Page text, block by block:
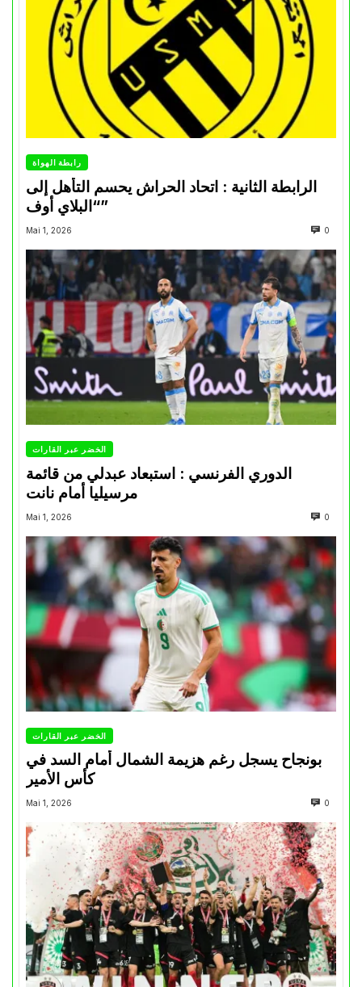
رابطة الهواة
الرابطة الثانية : اتحاد الحراش يحسم التأهل إلى
“البلاي أوف”
Mai 1, 2026 0
الخضر عبر القارات
الدوري الفرنسي : استبعاد عبدلي من قائمة
مرسيليا أمام نانت
Mai 1, 2026 0
الخضر عبر القارات
بونجاح يسجل رغم هزيمة الشمال أمام السد في
كأس الأمير
Mai 1, 2026 0